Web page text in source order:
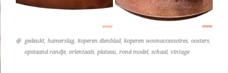
gedeukt, hamerslag, koperen dienblad, koperen woonaccessoires, oosters,
opstaand randje, orientaals, plateau, rond model, schaal, vintage